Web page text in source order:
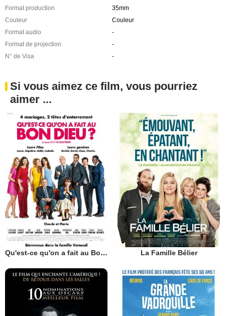
Format production
35mm
Couleur
Couleur
Format audio
-
Format de projection
-
N° de Visa
-
Si vous aimez ce film, vous pourriez
aimer ...
Qu'est-ce qu'on a fait au Bon Dieu? La Famille Bélier